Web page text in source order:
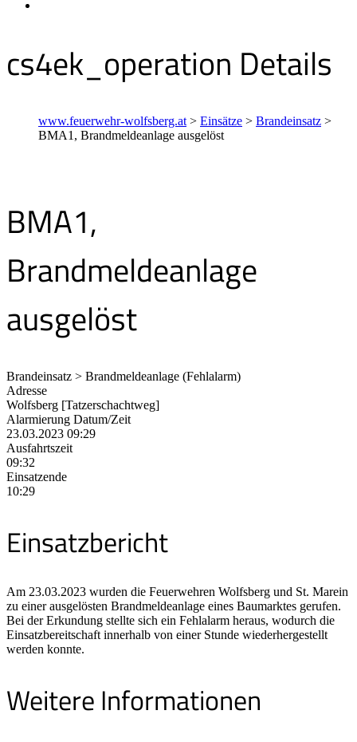
cs4ek_operation Details
www.feuerwehr-wolfsberg.at > Einsätze > Brandeinsatz >
BMA1, Brandmeldeanlage ausgelöst
BMA1,
Brandmeldeanlage
ausgelöst
Brandeinsatz > Brandmeldeanlage (Fehlalarm)
Adresse
Wolfsberg [Tatzerschachtweg]
Alarmierung Datum/Zeit
23.03.2023 09:29
Ausfahrtszeit
09:32
Einsatzende
10:29
Einsatzbericht
Am 23.03.2023 wurden die Feuerwehren Wolfsberg und St. Marein
zu einer ausgelösten Brandmeldeanlage eines Baumarktes gerufen.
Bei der Erkundung stellte sich ein Fehlalarm heraus, wodurch die
Einsatzbereitschaft innerhalb von einer Stunde wiederhergestellt
werden konnte.
Weitere Informationen